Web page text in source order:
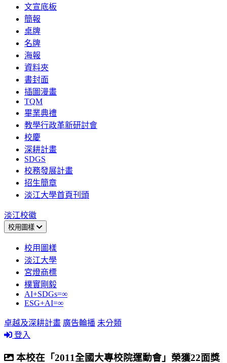
文宣底板
簡報
桌牌
名牌
海報
資料夾
書封面
插圖漫畫
TQM
畢業典禮
教學行政革新研討會
校慶
深耕計畫
SDGS
校務發展計畫
招生簡章
淡江大學首頁刊頭
淡江校徽
校用圖樣
校用圖樣
淡江大學
宮燈商標
樸實剛毅
AI+SDGs=∞
ESG+AI=∞
卓越及深耕計畫 廣告輪播 未分類
登入
本校在「2011全國大專校院運動會」榮獲22面獎